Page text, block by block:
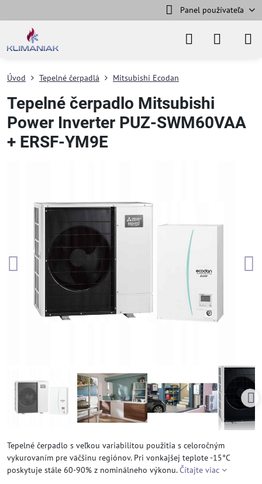
Panel používateľa
Úvod Tepelné čerpadlá Mitsubishi Ecodan
Tepelné čerpadlo Mitsubishi
Power Inverter PUZ-SWM60VAA
+ ERSF-YM9E
Tepelné čerpadlo s veľkou variabilitou použitia s celoročným
vykurovaním pre väčšinu regiónov. Pri vonkajšej teplote -15°C
poskytuje stále 60-90% z nominálneho výkonu.Čítajte viac